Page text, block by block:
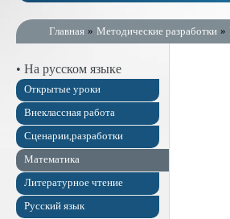
Главная » Методические разработки »
• На русском языке
Открытые уроки
Внеклассная работа
Сценарии,разработки
Математика
Литературное чтение
Русский язык